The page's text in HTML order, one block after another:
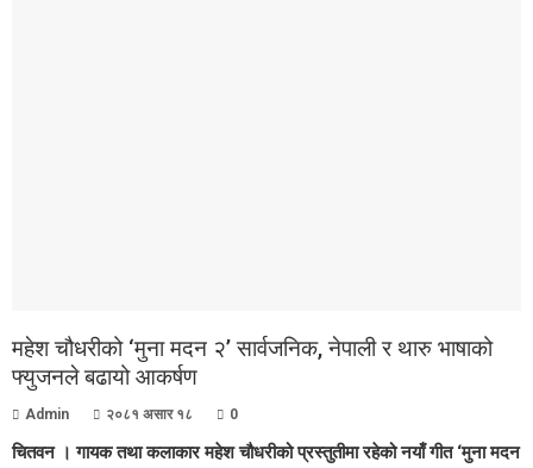
महेश चौधरीको ‘मुना मदन २’ सार्वजनिक, नेपाली र थारु भाषाको
फ्युजनले बढायो आकर्षण
Admin २०८१ असार १८ 0
चितवन । गायक तथा कलाकार महेश चौधरीको प्रस्तुतीमा रहेको नयाँ गीत ‘मुना मदन